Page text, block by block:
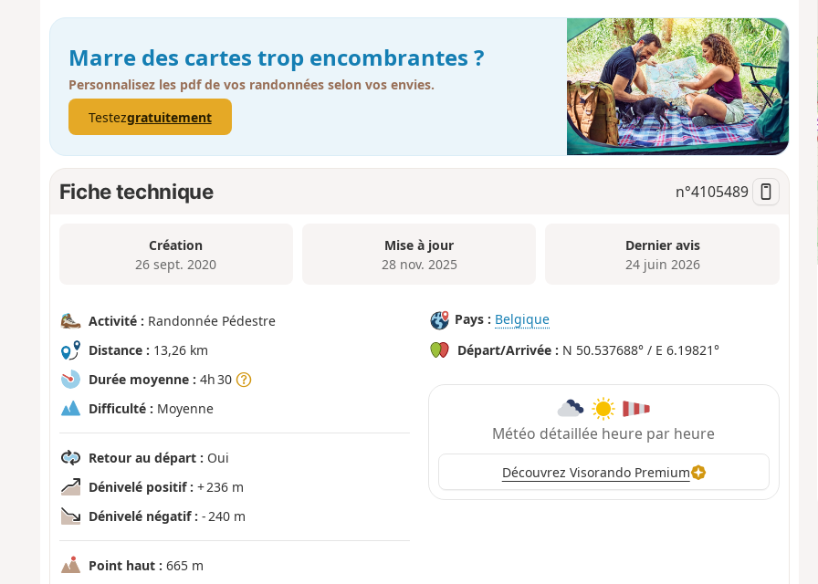
Marre des cartes trop encombrantes ?
Personnalisez les pdf de vos randonnées selon vos envies.
Testezgratuitement
Fiche technique n°4105489
Création
26 sept. 2020
Mise à jour
28 nov. 2025
Dernier avis
24 juin 2026
Activité : Randonnée Pédestre
Distance : 13,26 km
Durée moyenne : 4h 30
Difficulté : Moyenne
Retour au départ : Oui
Dénivelé positif : + 236 m
Dénivelé négatif : - 240 m
Point haut : 665 m
Pays : Belgique
Départ/Arrivée : N 50.537688° / E 6.19821°
Météo détaillée heure par heure
Découvrez Visorando Premium